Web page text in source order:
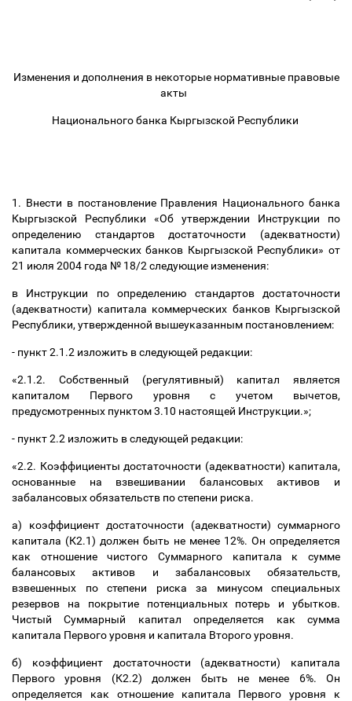
Изменения и дополнения в некоторые нормативные правовые
акты
Национального банка Кыргызской Республики
1. Внести в постановление Правления Национального банка
Кыргызской Республики «Об утверждении Инструкции по
определению стандартов достаточности (адекватности)
капитала коммерческих банков Кыргызской Республики» от
21 июля 2004 года № 18/2 следующие изменения:
в Инструкции по определению стандартов достаточности
(адекватности) капитала коммерческих банков Кыргызской
Республики, утвержденной вышеуказанным постановлением:
- пункт 2.1.2 изложить в следующей редакции:
«2.1.2. Собственный (регулятивный) капитал является
капиталом Первого уровня
с учетом вычетов,
предусмотренных пунктом 3.10 настоящей Инструкции.»;
- пункт 2.2 изложить в следующей редакции:
«2.2. Коэффициенты достаточности (адекватности) капитала,
основанные на взвешивании балансовых активов и
забалансовых обязательств по степени риска.
а) коэффициент достаточности (адекватности) суммарного
капитала (К2.1) должен быть не менее 12%. Он определяется
как отношение чистого Суммарного капитала к сумме
балансовых активов и забалансовых обязательств,
взвешенных по степени риска за минусом специальных
резервов на покрытие потенциальных потерь и убытков.
Чистый Суммарный капитал определяется как сумма
капитала Первого уровня и капитала Второго уровня.
б) коэффициент достаточности (адекватности) капитала
Первого уровня (К2.2) должен быть не менее 6%. Он
определяется как отношение капитала Первого уровня к